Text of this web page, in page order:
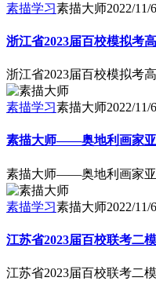
素描学习素描大师2022/11/6
浙江省2023届百校模拟考
浙江省2023届百校模拟考高
素描学习素描大师2022/11/6
素描大师——奥地利画家亚
素描大师——奥地利画家亚
素描学习素描大师2022/11/6
江苏省2023届百校联考二
江苏省2023届百校联考二